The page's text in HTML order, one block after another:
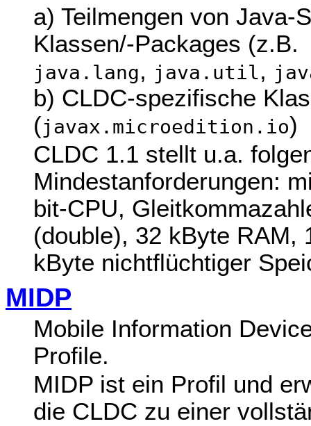
a) Teilmengen von Java-
Klassen/-Packages (z.B.
java.lang, java.util,
b) CLDC-spezifische
(javax.microedition.io)
CLDC 1.1 stellt u.a.
Mindestanforderungen:
bit-CPU,
(double), 32 kByte RAM,
kByte nichtflüchtiger
MIDP
Mobile Information
Profile.
MIDP ist ein Profil und
die CLDC zu einer